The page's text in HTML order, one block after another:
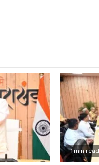
1 min read